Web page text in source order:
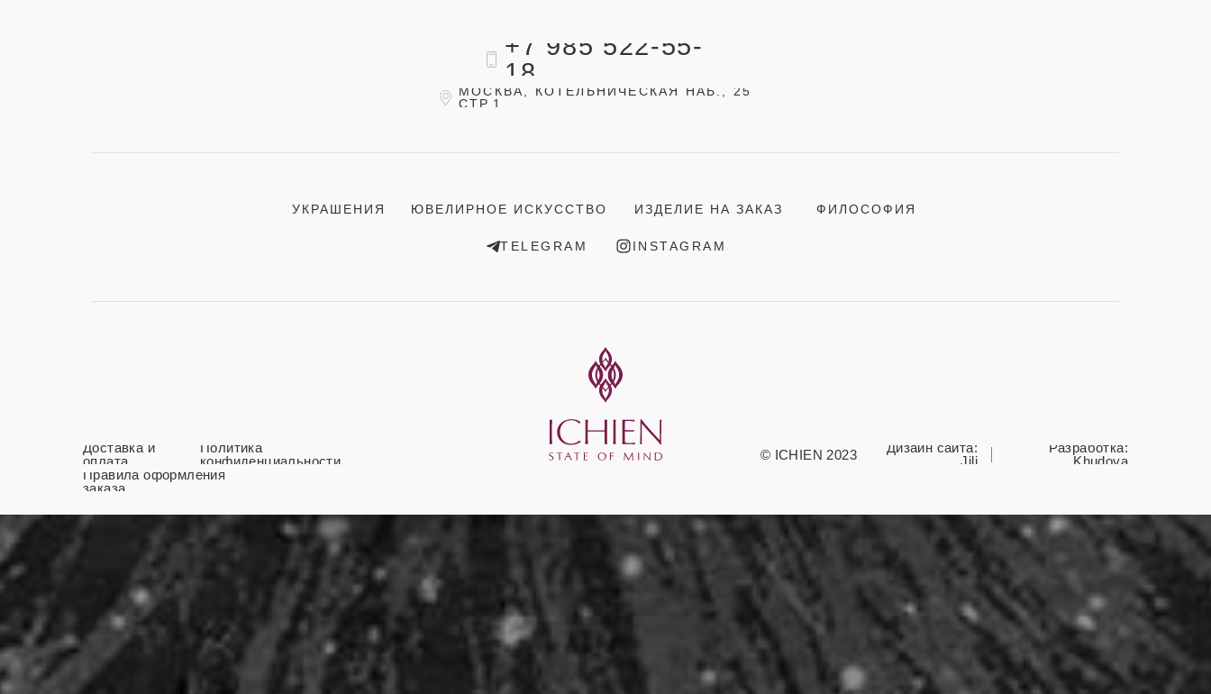
+7 985 522-55-
18
УКРАШЕНИЯ ЮВЕЛИРНОЕ ИСКУССТВО ИЗДЕЛИЕ НА ЗАКАЗ ФИЛОСОФИЯ
TELEGRAM INSTAGRAM
МОСКВА, КОТЕЛЬНИЧЕСКАЯ НАБ., 25
СТР.1
© ICHIEN 2023
Политика
конфиденциальности
Правила оформления
заказа
Разработка:
Khudova
Дизайн сайта:
Jili
Доставка и
оплата